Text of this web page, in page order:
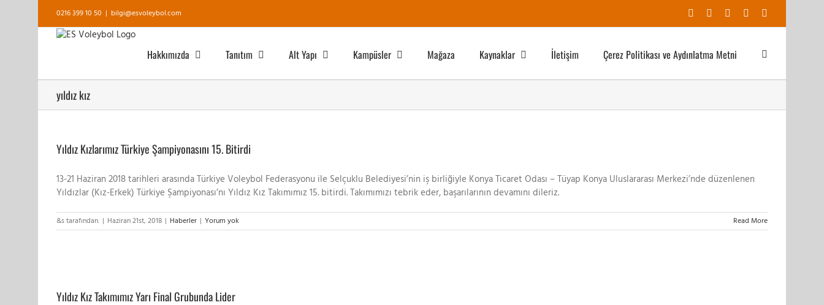
0216 399 10 50 | bilgi@esvoleybol.com Facebook YouTubeInstagram
Hakkımızda Tanıtım Alt Yapı Kampüsler Mağaza Kaynaklar İletişim Çerez Politikası ve Aydınlatma Metni
yıldız kız
Yıldız Kızlarımız Türkiye Şampiyonasını 15. Bitirdi
13-21 Haziran 2018 tarihleri arasında Türkiye Voleybol Federasyonu ile Selçuklu Belediyesi’nin iş birliğiyle Konya Ticaret Odası – Tüyap Konya Uluslararası Merkezi’nde düzenlenen
Yıldızlar (Kız-Erkek) Türkiye Şampiyonası’nı Yıldız Kız Takımımız 15. bitirdi. Takımımızı tebrik eder, başarılarının devamını dileriz.
&s tarafından. | Haziran 21st, 2018 | Haberler | Yorum yok Read More
Yıldız Kız Takımımız Yarı Final Grubunda Lider